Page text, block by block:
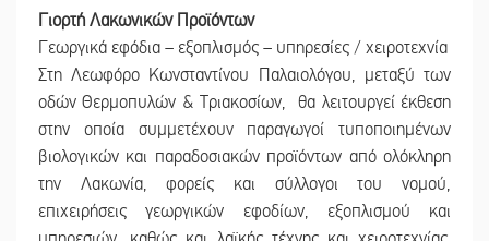
Γιορτή Λακωνικών Προϊόντων
Γεωργικά εφόδια – εξοπλισμός – υπηρεσίες / χειροτεχνία
Στη Λεωφόρο Κωνσταντίνου Παλαιολόγου, μεταξύ των
οδών Θερμοπυλών & Τριακοσίων, θα λειτουργεί έκθεση
στην οποία συμμετέχουν παραγωγοί τυποποιημένων
βιολογικών και παραδοσιακών προϊόντων από ολόκληρη
την Λακωνία, φορείς και σύλλογοι του νομού,
επιχειρήσεις γεωργικών εφοδίων, εξοπλισμού και